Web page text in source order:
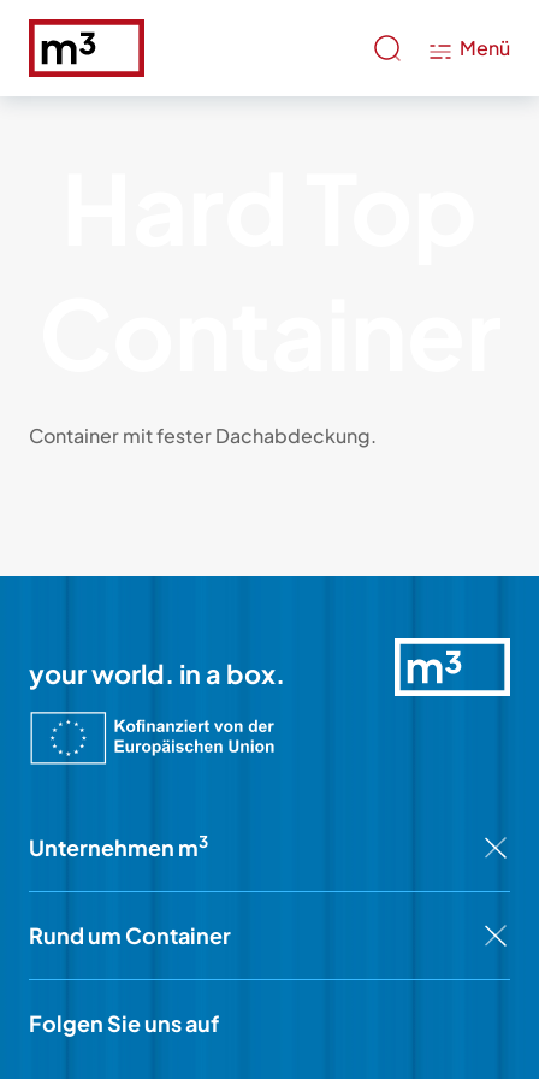
Menü
Container mit fester Dachabdeckung.
your world. in a box.
Unternehmen m3
Rund um Container
Folgen Sie uns auf